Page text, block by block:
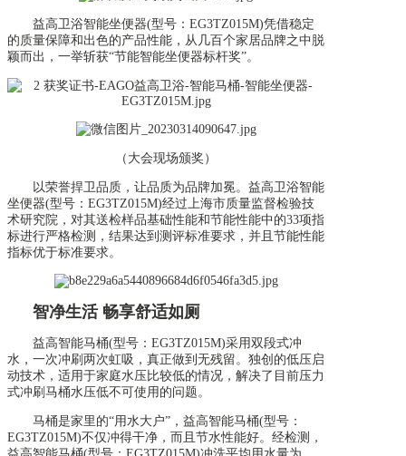
益高卫浴智能坐便器(型号：EG3TZ015M)凭借稳定
的质量保障和出色的产品性能，从几百个家居品牌之中脱
颖而出，一举斩获“节能智能坐便器标杆奖”。
（大会现场颁奖）
以荣誉捍卫品质，让品质为品牌加冕。益高卫浴智能
坐便器(型号：EG3TZ015M)经过上海市质量监督检验技
术研究院，对其送检样品基础性能和节能性能中的33项指
标进行严格检测，结果达到测评标准要求，并且节能性能
指标优于标准要求。
智净生活 畅享舒适如厕
益高智能马桶(型号：EG3TZ015M)采用双段式冲
水，一次冲刷两次虹吸，真正做到无残留。独创的低压启
动技术，适用于家庭水压比较低的情况，解决了目前压力
式冲刷马桶水压低不可使用的问题。
马桶是家里的“用水大户”，益高智能马桶(型号：
EG3TZ015M)不仅冲得干净，而且节水性能好。经检测，
益高智能马桶(型号：EG3TZ015M)冲洗平均用水量为